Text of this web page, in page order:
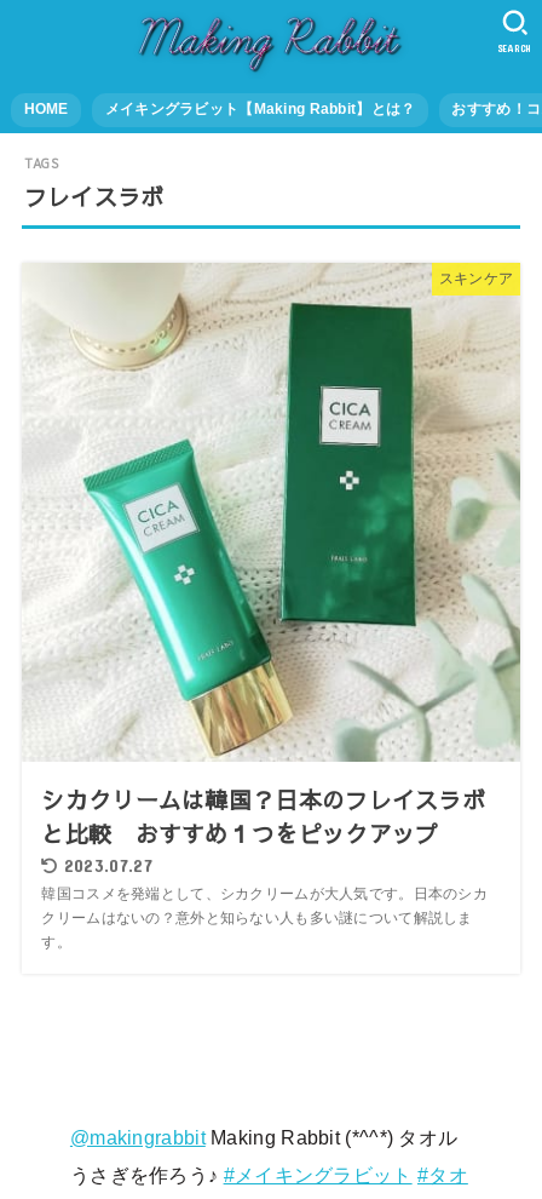
HOME メイキングラビット【Making Rabbit】とは？ おすすめ！
SEARCH
フレイスラボ
スキンケア
シカクリームは韓国？日本のフレイスラボ
と比較 おすすめ１つをピックアップ
2023.07.27
韓国コスメを発端として、シカクリームが大人気です。日本のシカ
クリームはないの？意外と知らない人も多い謎について解説しま
す。
@makingrabbitMaking Rabbit (*^^*) タオル
うさぎを作ろう♪ #メイキングラビット #タオ